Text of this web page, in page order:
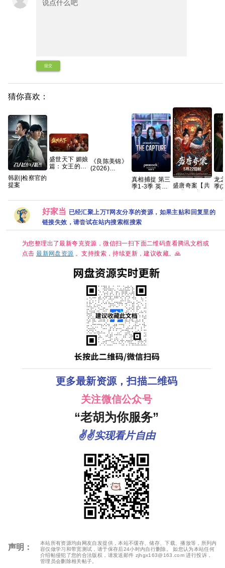
提交
猜你喜欢：
韩剧|检察官的
提案
盛世天下 媚娘
篇：女王的游
《良陈美锦》
(2026)
真相捕捉 第三
季1-3季 英剧
[荷丽黛·格兰
杰 / 帕帕·厄希
度]
盛唐奇案【共
26集/4K超
清】悬疑/探
龙
季
简
好家当 已经汇聚上万T网友分享的资源，如果主贴和回复里的
链接失效，请尝试在站内搜索框搜索
为您整理出了最新夸克资源，微信扫一扫下面二维码查看腾讯文档或
点击最新网盘资源 。支持搜索，持续更新，建议收藏。🙏
更多最新资源，扫描二维码
关注微信公众号
“老胡为你服务”
✌✌实现看片自由
声明：
本站所有资源均由网友自发提供，本站不缓存、储存、下载、播放等，所列内
容仅做学习和带宽测试，请于保存后24小时内自行删除。 如您认为本站任何
介绍帖侵犯了您的合法版权，请发送邮件 zjhgx163@163.com 进行投诉，
管理员会删除相关帖子。